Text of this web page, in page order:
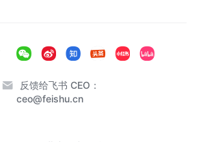
反馈给飞书 CEO：
ceo@feishu.cn